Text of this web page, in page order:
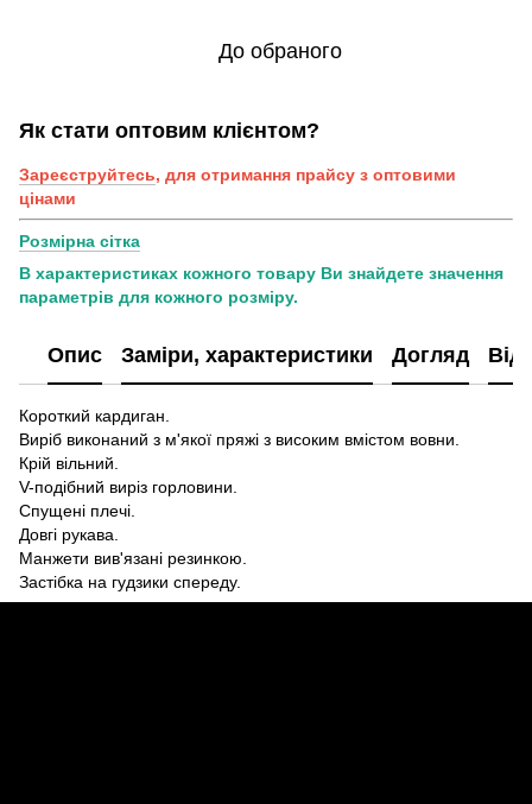
До обраного
Як стати оптовим клієнтом?
Зареєструйтесь, для отримання прайсу з оптовими
цінами
Розмірна сітка
В характеристиках кожного товару Ви знайдете значення
параметрів для кожного розміру.
Опис Заміри, характеристики Догляд
Короткий кардиган.
Виріб виконаний з м'якої пряжі з високим вмістом вовни.
Крій вільний.
V-подібний виріз горловини.
Спущені плечі.
Довгі рукава.
Манжети вив'язані резинкою.
Застібка на гудзики спереду.